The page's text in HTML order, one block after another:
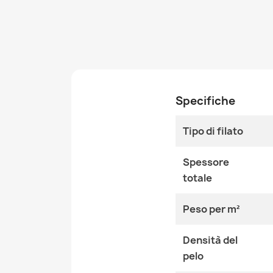
Specifiche
Tipo di filato
Spessore
totale
Peso per m²
Densità del
pelo